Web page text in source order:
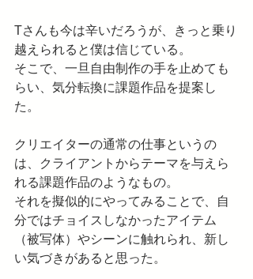
Tさんも今は辛いだろうが、きっと乗り
越えられると僕は信じている。
そこで、一旦自由制作の手を止めても
らい、気分転換に課題作品を提案し
た。
クリエイターの通常の仕事というの
は、クライアントからテーマを与えら
れる課題作品のようなもの。
それを擬似的にやってみることで、自
分ではチョイスしなかったアイテム
（被写体）やシーンに触れられ、新し
い気づきがあると思った。